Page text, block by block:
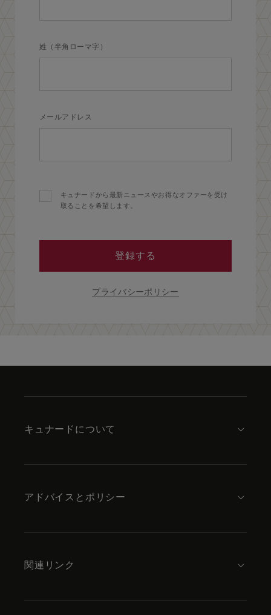
姓（半角ローマ字）
メールアドレス
キュナードから最新ニュースやお得なオファーを受け
取ることを希望します。
登録する
プライバシーポリシー
キュナードについて
アドバイスとポリシー
関連リンク